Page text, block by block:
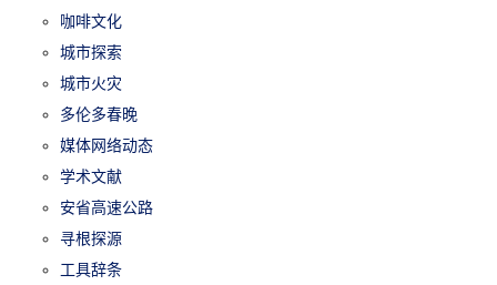
咖啡文化
城市探索
城市火灾
多伦多春晚
媒体网络动态
学术文献
安省高速公路
寻根探源
工具辞条